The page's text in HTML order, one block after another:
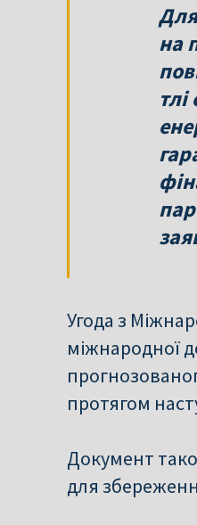
на
Угода з
міжнародної
протягом
Документ
для